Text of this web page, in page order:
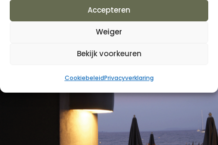
Accepteren
Weiger
Bekijk voorkeuren
CookiebeleidPrivacyverklaring